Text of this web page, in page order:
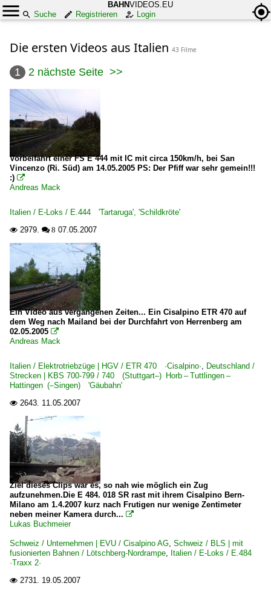
BAHNVIDEOS.EU
Suche
Registrieren Login
Die ersten Videos aus Italien 43 Filme
1 2 nächste Seite >>
Vorbeifahrt einer FS E 444 mit IC mit circa 150km/h, bei San
Vincenzo (Ri. Süd) am 14.05.2005 PS: Der Pfiff war sehr gemein!!!
:) 
Andreas Mack
Italien / E-Loks / E.444 'Tartaruga', 'Schildkröte'
 2979.  8 07.05.2007
Ein Video aus vergangenen Zeiten... Ein Cisalpino ETR 470 auf
dem Weg nach Mailand bei der Durchfahrt von Herrenberg am
02.05.2005 
Andreas Mack
Italien / Elektrotriebzüge | HGV / ETR 470 ·Cisalpino·, Deutschland /
Strecken | KBS 700-799 / 740 (Stuttgart–) Horb – Tuttlingen –
Hattingen (–Singen) 'Gäubahn'
 2643. 11.05.2007
Ziel dieses Clips war es, so nah wie möglich ein Zug
aufzunehmen.Die E 484. 018 SR rast mit ihrem Cisalpino Bern-
Milano am 1.4.2007 kurz nach Frutigen nur wenige Zentimeter
neben meiner Kamera durch... 
Lukas Buchmeier
Schweiz / Unternehmen | EVU / Cisalpino AG, Schweiz / BLS | mit
fusionierten Bahnen / Lötschberg-Nordrampe, Italien / E-Loks / E.484
·Traxx 2·
 2731. 19.05.2007